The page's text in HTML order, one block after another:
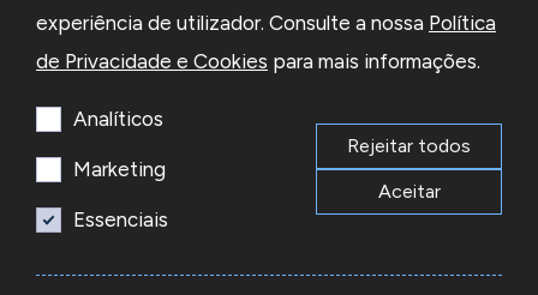
Li e aceito aPolítica de Privacidadee os Termos e Condições
Subscrever
© 2026 Reacel Todos os direitos reservados.
experiência de utilizador. Consulte a nossa Política
de Privacidade e Cookies para mais informações.
Analíticos
Marketing
Essenciais
Rejeitar todos
Aceitar